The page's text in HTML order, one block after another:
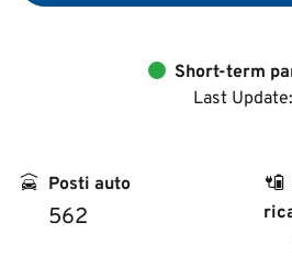
Short-term
Last
Posti auto
562